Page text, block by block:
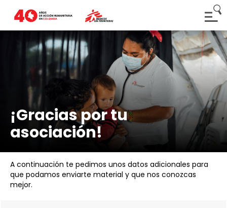
¡Gracias por tu
asociación!
A continuación te pedimos unos datos adicionales para
que podamos enviarte material y que nos conozcas
mejor.